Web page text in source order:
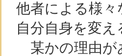
他者による様
自分自身を変
某かの理由が